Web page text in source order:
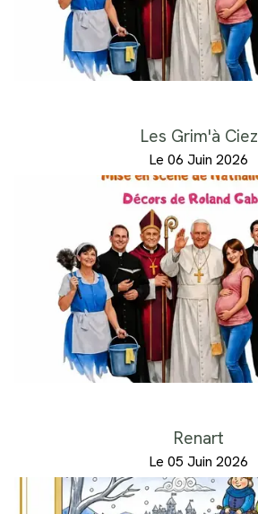
Les Grim'à Ciez
Le 06 Juin 2026
Renart
Le 05 Juin 2026